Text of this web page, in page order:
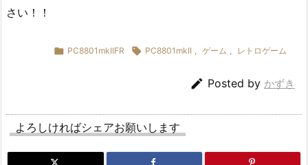
さい！！
 PC8801mkIIFR  PC8801mkII ゲーム レトロゲーム
 Posted by かずき
よろしければシェアお願いします